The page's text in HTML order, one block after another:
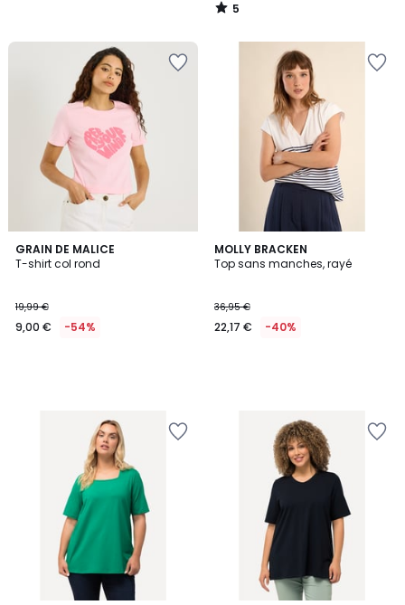
5
/
GRAIN DE MALICE
T-shirt col rond
19,99 €
9,00 € -54%
MOLLY BRACKEN
Top sans manches, rayé
36,95 €
22,17 € -40%